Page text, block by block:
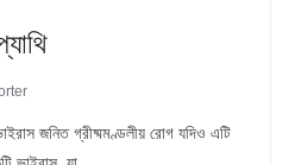
জনিত গ্রীষ্মমণ্ডলীয় রোগ যদিও এটি